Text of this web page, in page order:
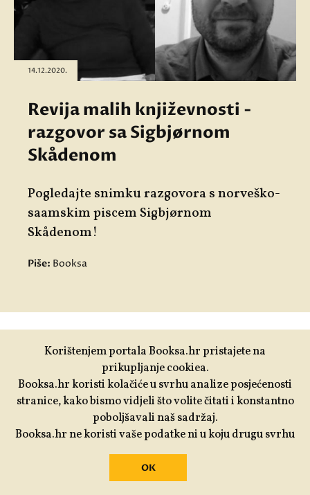
14.12.2020.
Revija malih književnosti -
razgovor sa Sigbjørnom
Skådenom
Pogledajte snimku razgovora s norveško-
saamskim piscem Sigbjørnom
Skådenom!
Piše: Booksa
Volite nas čitati i sudjelovati u
našim događanjima i
programima?
Podržite nas. Vaša donacija će
nam omogućiti da i dalje
Korištenjem portala Booksa.hr pristajete na
prikupljanje cookiea.
Booksa.hr koristi kolačiće u svrhu analize posjećenosti
stranice, kako bismo vidjeli što volite čitati i konstantno
poboljšavali naš sadržaj.
Booksa.hr ne koristi vaše podatke ni u koju drugu svrhu
OK